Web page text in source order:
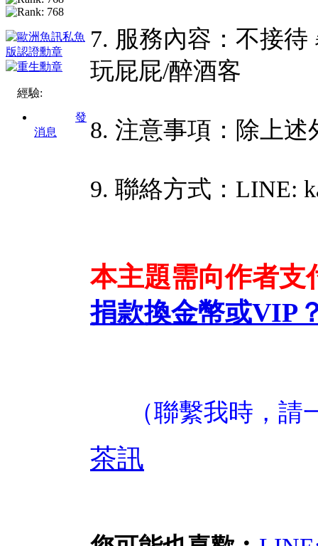
經驗:
發
消息
7. 服務內容：不接
玩屁屁/醉酒客
8. 注意事項：除上述
9. 聯絡方式：LINE:
本主題需向作者
捐款換金幣或VIP
（聯繫我時，請
茶訊